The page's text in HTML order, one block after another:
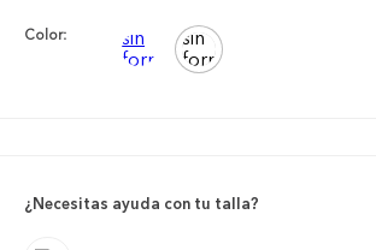
Color:
¿Necesitas ayuda con tu talla?